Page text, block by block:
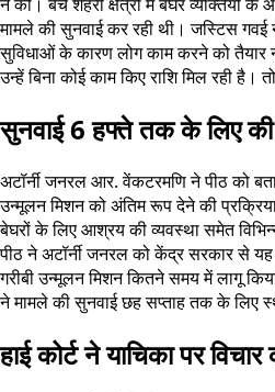
मामले की सुनवाई कर रही थी। जस्टिस गवई
सुविधाओं के कारण लोग काम करने को तैयार
उन्हें बिना कोई काम किए राशि मिल रही है।
सुनवाई 6 हफ्ते तक के लिए
अटॉर्नी जनरल आर. वेंकटरमणि ने पीठ को
उन्मूलन मिशन को अंतिम रूप देने की
बेघरों के लिए आश्रय की व्यवस्था समेत
पीठ ने अटॉर्नी जनरल को केंद्र सरकार से यह
गरीबी उन्मूलन मिशन कितने समय में लागू
ने मामले की सुनवाई छह सप्ताह तक के लिए
हाई कोर्ट ने याचिका पर